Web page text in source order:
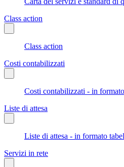
Class action
Class action
Costi contabilizzati
Costi contabilizzati - in
Liste di attesa
Liste di attesa - in formato
Servizi in rete